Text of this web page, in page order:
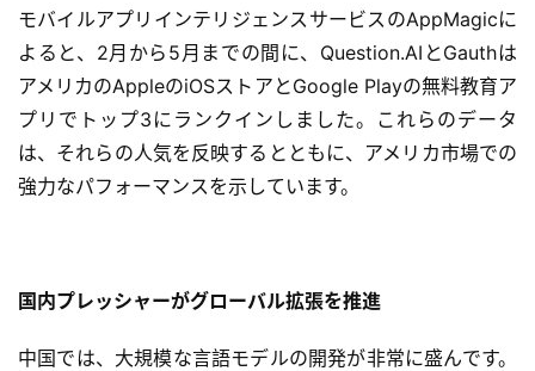
モバイルアプリインテリジェンスサービスのAppMagicに
よると、2月から5月までの間に、Question.AIとGauthは
アメリカのAppleのiOSストアとGoogle Playの無料教育ア
プリでトップ3にランクインしました。これらのデータ
は、それらの人気を反映するとともに、アメリカ市場での
強力なパフォーマンスを示しています。
国内プレッシャーがグローバル拡張を推進
中国では、大規模な言語モデルの開発が非常に盛んです。